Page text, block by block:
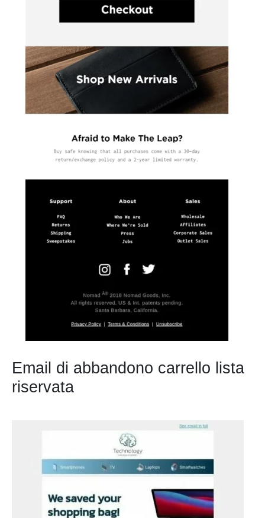
Email di abbandono carrello lista
riservata